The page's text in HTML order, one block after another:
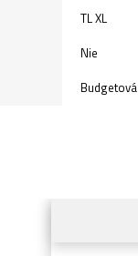
TL XL
Nie
Budgetová